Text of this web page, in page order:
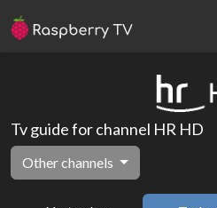
Tv guide for channel HR HD
Other channels